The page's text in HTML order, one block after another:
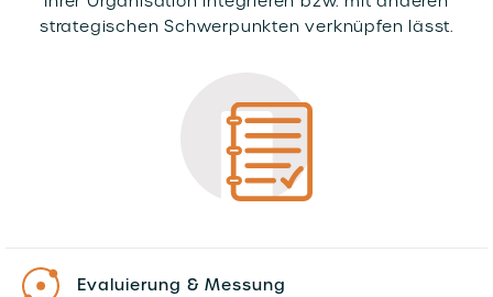
strategischen Schwerpunkten verknüpfen lässt.
Evaluierung & Messung